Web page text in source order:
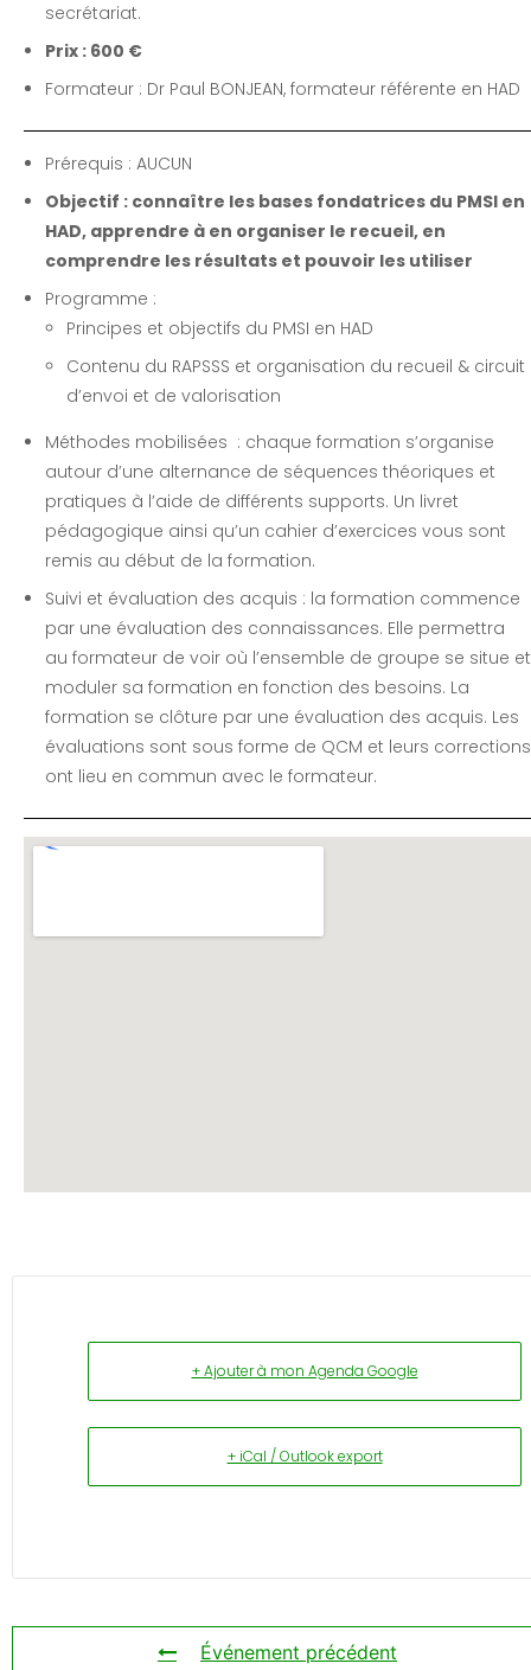
secrétariat.
Prix : 600 €
Formateur : Dr Paul BONJEAN, formateur référente en HAD
Prérequis : AUCUN
Objectif : connaître les bases fondatrices du PMSI en
HAD, apprendre à en organiser le recueil, en
comprendre les résultats et pouvoir les utiliser
Programme :
Principes et objectifs du PMSI en HAD
Contenu du RAPSSS et organisation du recueil & circuit
d’envoi et de valorisation
Méthodes mobilisées : chaque formation s’organise
autour d’une alternance de séquences théoriques et
pratiques à l’aide de différents supports. Un livret
pédagogique ainsi qu’un cahier d’exercices vous sont
remis au début de la formation.
Suivi et évaluation des acquis : la formation commence
par une évaluation des connaissances. Elle permettra
au formateur de voir où l’ensemble de groupe se situe et
moduler sa formation en fonction des besoins. La
formation se clôture par une évaluation des acquis. Les
évaluations sont sous forme de QCM et leurs corrections
ont lieu en commun avec le formateur.
+ Ajouter à mon Agenda Google
+ iCal / Outlook export
Événement précédent